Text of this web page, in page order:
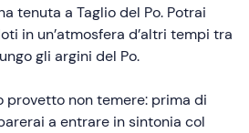
tenuta a Taglio del Po. Potrai
in un’atmosfera d’altri tempi tra
gli argini del Po.
provetto non temere: prima di
a entrare in sintonia col